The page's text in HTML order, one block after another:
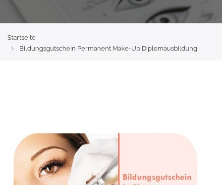
Startseite
Bildungsgutschein Permanent Make-Up Diplomausbildung